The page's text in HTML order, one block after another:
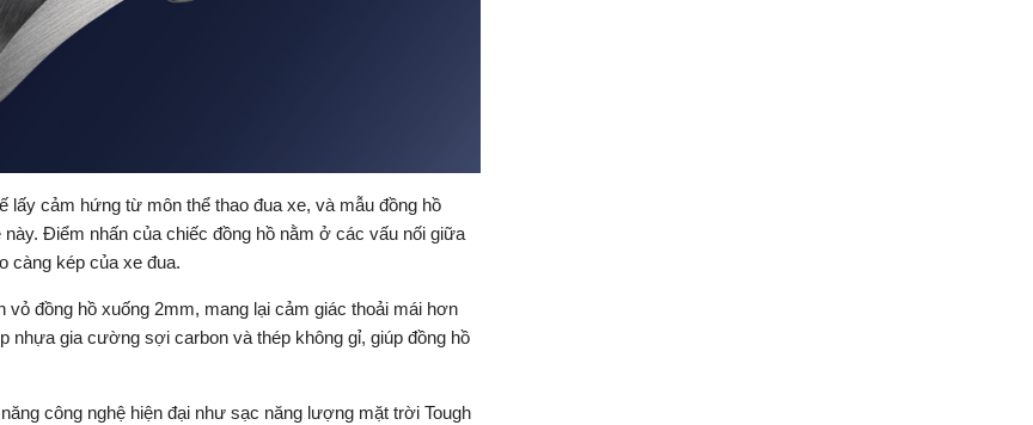
lấy cảm hứng từ môn thể thao đua xe, và mẫu đồng hồ
Điểm nhấn của chiếc đồng hồ nằm ở các vấu nối giữa
càng kép của xe đua.
đồng hồ xuống 2mm, mang lại cảm giác thoải mái hơn
nhựa gia cường sợi carbon và thép không gỉ, giúp đồng hồ
công nghệ hiện đại như sạc năng lượng mặt trời Tough